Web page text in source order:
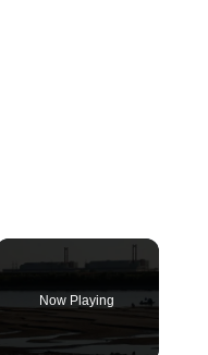
Now Playing